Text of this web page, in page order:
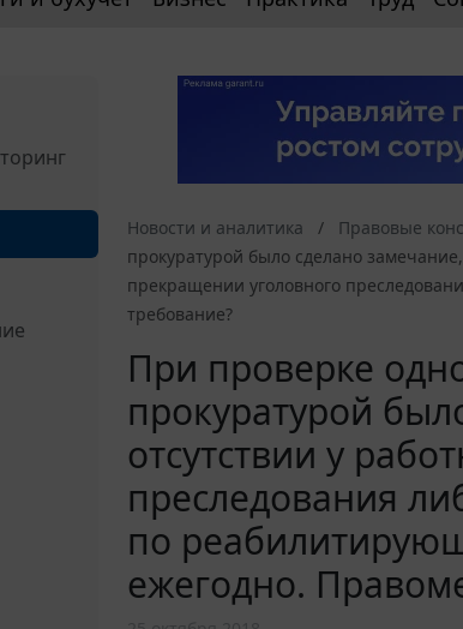
Новости и аналитика Правовые
прокуратурой было сделано
прекращении уголовного
требование?
При проверке
прокуратурой
отсутствии у
преследования
по
ежегодно.